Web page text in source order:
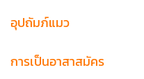
199, 118 ถนน เทพกระษัตรี,
อำเภอ ถลาง,
อุปถัมภ์แมว
การเป็นอาสาสมัคร